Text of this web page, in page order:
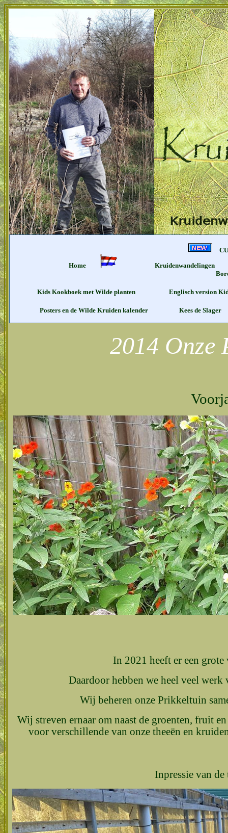
Home
Kruidenwandelingen
Kids Kookboek met Wilde planten Englisch version
Posters en de Wilde Kruiden kalender Kees de Slager
2014
In 2021 heeft er een
Daardoor hebben we heel veel
Wij beheren onze Prikkeltuin
Wij streven ernaar om naast de groenten, fruit
voor verschillende van onze theeën en
Inpressie van